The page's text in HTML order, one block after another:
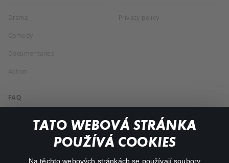
TATO WEBOVÁ STRÁNKA
POUŽÍVÁ COOKIES
Na těchto webových stránkách se používají soubory
Drama
Comedy
Documentaries
Action
Privacy policy
FAQ
My profile